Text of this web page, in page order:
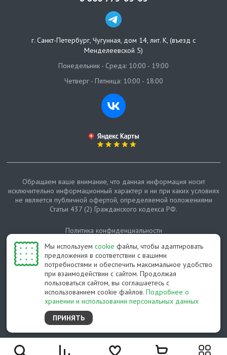
Мы используем cookie файлы, чтобы адаптировать
предложения в соответствии с вашими
потребностями и обеспечить максимальное удобство
при взаимодействии с сайтом. Продолжая
пользоваться сайтом, вы соглашаетесь с
использованием cookie файлов. Подробнее о
хранении и использовании персональных данных
ПРИНЯТЬ
г. Санкт-Петербург, Чугунная, дом 14, лит. К, (въезд с
Менделеевской 5)
Понедельник - Среда: 10:00 - 19:00
Четверг - Пятница: 10:00 - 18:00
© Протепло-СПб, 2011-2026
Обращаем ваше внимание, что данная информация носит
исключительно информационный характер и ни при каких условиях
не является публичной офертой, определяемой положениями
Статьи 437 (2) Гражданского кодекса РФ.
Политика конфиденциальности
Карта сайта
Разработано студией Feel Good St